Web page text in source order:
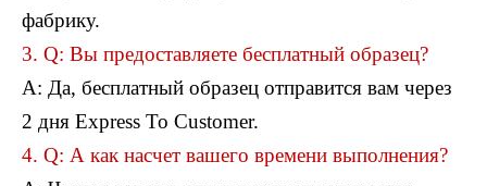
фабрику.
3. Q: Вы предоставляете бесплатный образец?
A: Да, бесплатный образец отправится вам через
2 дня Express To Customer.
4. Q: А как насчет вашего времени выполнения?